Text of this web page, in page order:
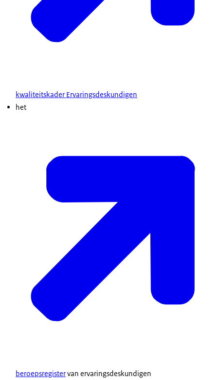
kwaliteitskader Ervaringsdeskundigen
het
beroepsregistervan ervaringsdeskundigen